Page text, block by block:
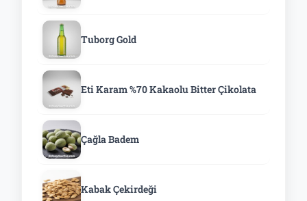
Tuborg Gold
Eti Karam %70 Kakaolu Bitter Çikolata
Çağla Badem
Kabak Çekirdeği